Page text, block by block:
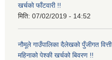
खर्चको फाँटवारी !!
मिति: 07/02/2019 - 14:52
नौमूले गाउँपालिका दैलेखको पुँजीगत
महिनाको पेश्की खर्चको बिवरण !!